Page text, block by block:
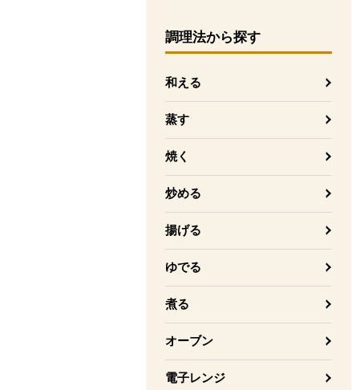
調理法から探す
和える
蒸す
焼く
炒める
揚げる
ゆでる
煮る
オーブン
電子レンジ